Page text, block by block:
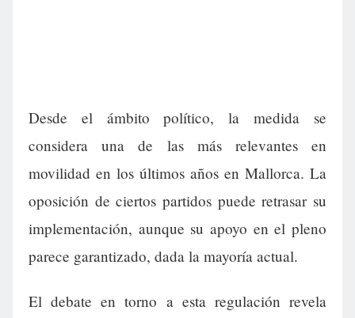
Desde el ámbito político, la medida se
considera una de las más relevantes en
movilidad en los últimos años en Mallorca. La
oposición de ciertos partidos puede retrasar su
implementación, aunque su apoyo en el pleno
parece garantizado, dada la mayoría actual.
El debate en torno a esta regulación revela